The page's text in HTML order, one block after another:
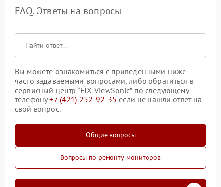
FAQ. Ответы на вопросы
Вы можете ознакомиться с приведенными ниже
часто задаваемыми вопросами, либо обратиться в
сервисный центр “FIX-ViewSonic” по следующему
телефону+7 (421) 252-92-35 если не нашли ответ на
свой вопрос.
Общие вопросы
Вопросы по ремонту мониторов